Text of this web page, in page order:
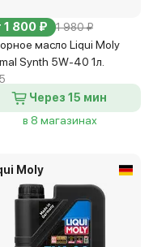
1 800 ₽ 1 980 ₽
масло Liqui Moly
Synth 5W-40 1л.
Через 15 мин
в 8 магазинах
Moly